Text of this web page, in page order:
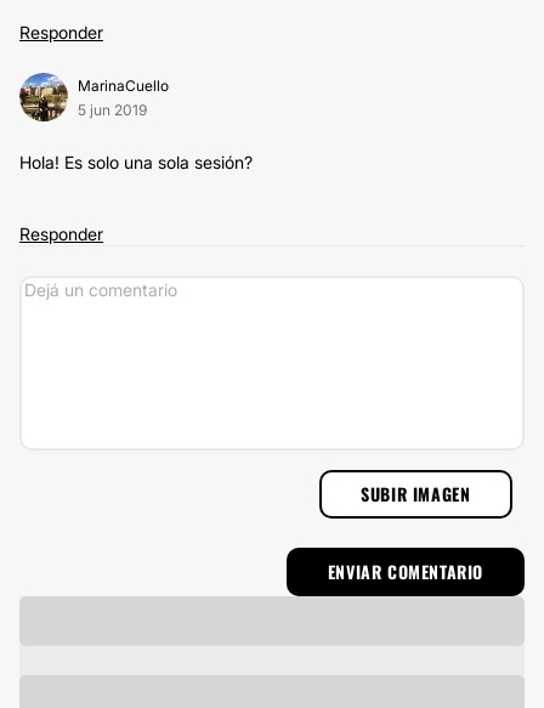
Responder
MarinaCuello
5 jun 2019
Hola! Es solo una sola sesión?
Responder
SUBIR IMAGEN